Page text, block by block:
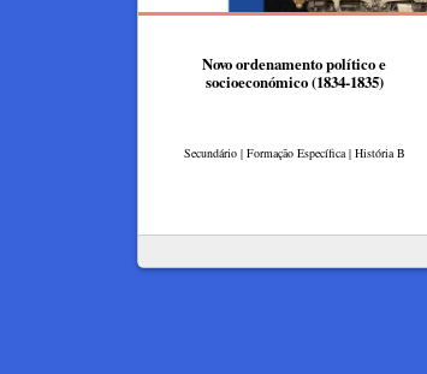
Novo ordenamento político e
socioeconómico (1834-1835)
Secundário | Formação Específica | História B